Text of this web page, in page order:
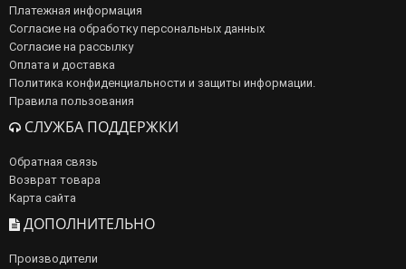
Платежная информация
Согласие на обработку персональных данных
Согласие на рассылку
Оплата и доставка
Политика конфиденциальности и защиты информации.
Правила пользования
СЛУЖБА ПОДДЕРЖКИ
Обратная связь
Возврат товара
Карта сайта
ДОПОЛНИТЕЛЬНО
Производители